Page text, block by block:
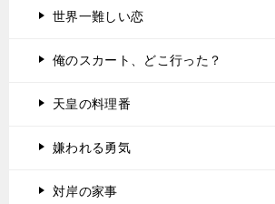
世界一難しい恋
俺のスカート、どこ行った？
天皇の料理番
嫌われる勇気
対岸の家事